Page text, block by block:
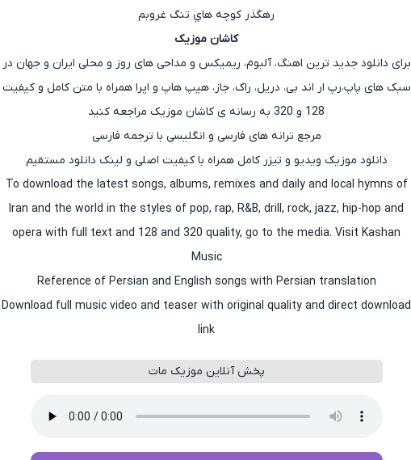
رهگذر کوچه هاي تنگ غروبم
کاشان موزیک
برای دانلود جدید ترین اهنگ، آلبوم، ریمیکس و مداحی های روز و محلی ایران و جهان در
سبک های پاپ،رپ ار اند بی، دریل، راک، جاز، هیپ هاپ و اپرا همراه با متن کامل و کیفیت
128 و 320 به رسانه ی کاشان موزیک مراجعه کنید
مرجع ترانه های فارسی و انگلیسی با ترجمه فارسی
دانلود موزیک ویدیو و تیزر کامل همراه با کیفیت اصلی و لینک دانلود مستقیم
To download the latest songs, albums, remixes and daily and local hymns of
Iran and the world in the styles of pop, rap, R&B, drill, rock, jazz, hip-hop and
opera with full text and 128 and 320 quality, go to the media. Visit Kashan
Music
Reference of Persian and English songs with Persian translation
Download full music video and teaser with original quality and direct download
link
پخش آنلاین موزیک مات